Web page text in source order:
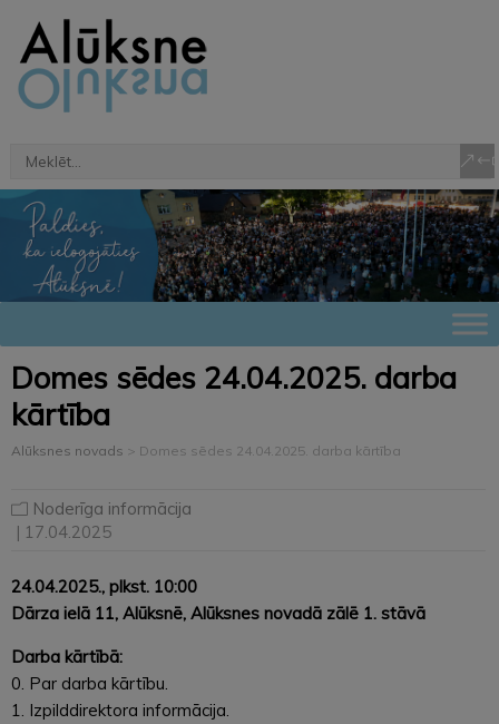
Domes sēdes 24.04.2025. darba
kārtība
Alūksnes novads > Domes sēdes 24.04.2025. darba kārtība
Noderīga informācija
| 17.04.2025
24.04.2025., plkst. 10:00
Dārza ielā 11, Alūksnē, Alūksnes novadā zālē 1. stāvā
Darba kārtībā:
0. Par darba kārtību.
1. Izpilddirektora informācija.